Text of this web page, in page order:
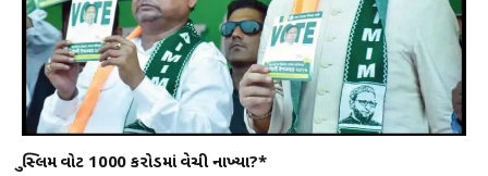
મુસ્લિમ વોટ 1000 કરોડમાં વેચી નાખ્યા?*